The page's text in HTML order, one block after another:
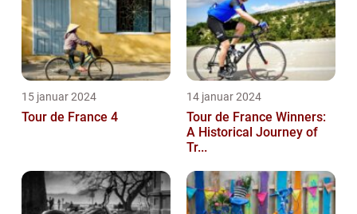
15 januar 2024
Tour de France 4
14 januar 2024
Tour de France Winners:
A Historical Journey of
Tr...